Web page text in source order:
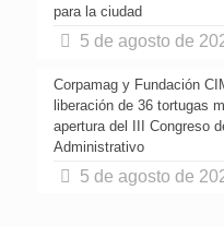
para la ciudad
5 de agosto de
Corpamag y Fundación
liberación de 36 tortugas
apertura del III Congreso
Administrativo
5 de agosto de